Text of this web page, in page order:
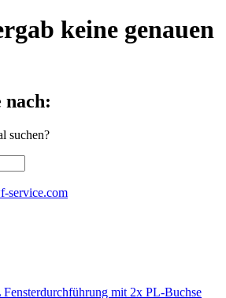
keine genauen
nach:
suchen?